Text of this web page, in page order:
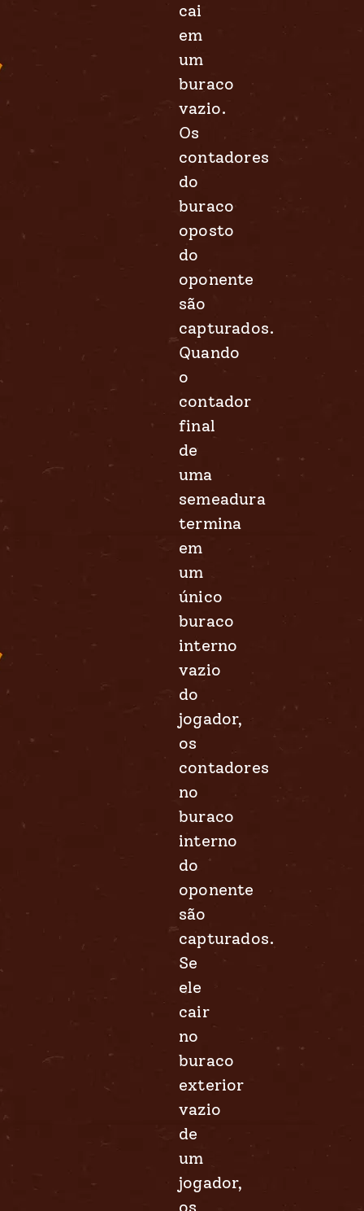
cai
em
um
buraco
vazio.
Os
contadores
do
buraco
oposto
do
oponente
são
capturados.
Quando
o
contador
final
de
uma
semeadura
termina
em
um
único
buraco
interno
vazio
do
jogador,
os
contadores
no
buraco
interno
do
oponente
são
capturados.
Se
ele
cair
no
buraco
exterior
vazio
de
um
jogador,